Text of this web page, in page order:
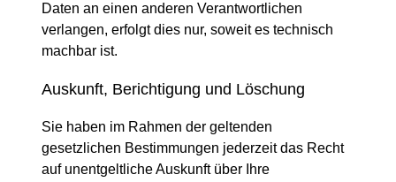
Daten an einen anderen Verantwortlichen
verlangen, erfolgt dies nur, soweit es technisch
machbar ist.
Auskunft, Berichtigung und Löschung
Sie haben im Rahmen der geltenden
gesetzlichen Bestimmungen jederzeit das Recht
auf unentgeltliche Auskunft über Ihre